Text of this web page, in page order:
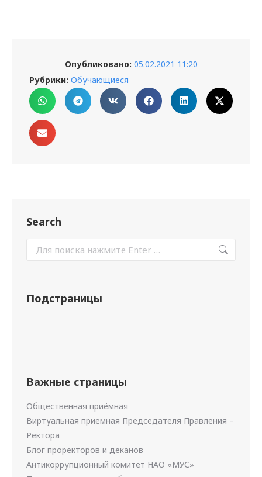
Опубликовано: 05.02.2021 11:20
Рубрики: Обучающиеся
Search
Подстраницы
Важные страницы
Общественная приёмная
Виртуальная приемная Председателя Правления –
Ректора
Блог проректоров и деканов
Антикоррупционный комитет НАО «МУС»